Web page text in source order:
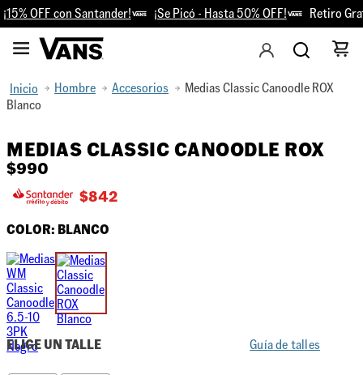
¡15% OFF con Santander! ¡Se Picó - Hasta 50% OFF! Retiro
Hombre Accesorios
Medias Classic Canoodle ROX
Blanco
MEDIAS CLASSIC CANOODLE ROX
$990
$842
COLOR: BLANCO
ELIGE UN TALLE Guía de talles